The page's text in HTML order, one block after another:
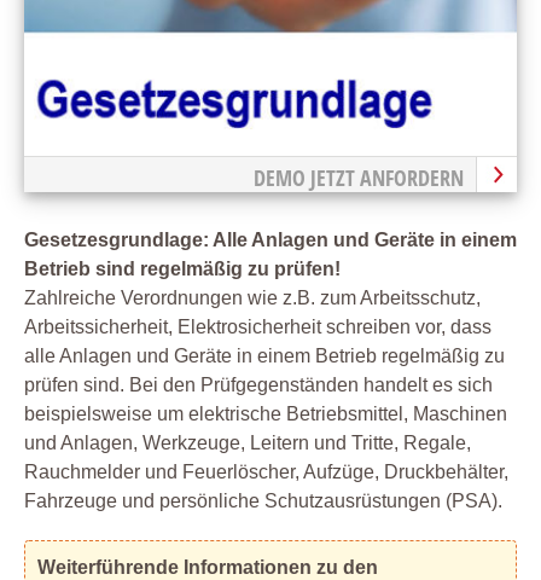
DEMO JETZT ANFORDERN
Gesetzesgrundlage: Alle Anlagen und Geräte in einem
Betrieb sind regelmäßig zu prüfen!
Zahlreiche Verordnungen wie z.B. zum Arbeitsschutz,
Arbeitssicherheit, Elektrosicherheit schreiben vor, dass
alle Anlagen und Geräte in einem Betrieb regelmäßig zu
prüfen sind. Bei den Prüfgegenständen handelt es sich
beispielsweise um elektrische Betriebsmittel, Maschinen
und Anlagen, Werkzeuge, Leitern und Tritte, Regale,
Rauchmelder und Feuerlöscher, Aufzüge, Druckbehälter,
Fahrzeuge und persönliche Schutzausrüstungen (PSA).
Weiterführende Informationen zu den